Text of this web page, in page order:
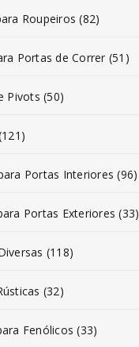
Roupeiros (82)
Portas de Correr (51)
Pivots (50)
Portas Interiores (96)
Portas Exteriores (33)
(118)
(32)
Fenólicos (33)